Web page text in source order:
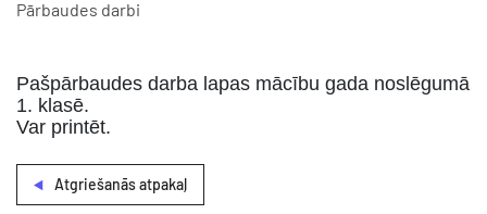
Pārbaudes darbi
Pašpārbaudes darba lapas mācību gada noslēgumā
1. klasē.
Var printēt.
Atgriešanās atpakaļ